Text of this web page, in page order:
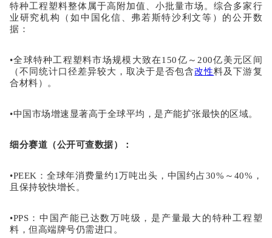
特种工程塑料整体属于高附加值、小批量市场。综合多家行
业研究机构（如中国化信、弗若斯特沙利文等）的公开数
据：
•全球特种工程塑料市场规模大致在150亿～200亿美元 区间
（不同统计口径差异较大，取决于是否包含改性料及下游复
合材料）。
•中国市场增速显著高于全球平均，是产能扩张最快的区域。
细分赛道（公开可查数据） ：
•PEEK ：全球年消费量约1万吨出头，中国约占30%～40%，
且保持较快增长。
•PPS ：中国产能已达数万吨级，是产量最大的特种工程塑
料，但高端牌号仍需进口。